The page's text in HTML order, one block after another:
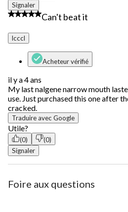
Signaler
5 étoile(s) sur 5.
Can't beat it
lcccl
Acheteur vérifié
il y a 4 ans
My last nalgene narrow mouth
use. Just purchased this one after
cracked.
Traduire avec Google
Utile?
(0)
(0)
Signaler
Foire aux questions